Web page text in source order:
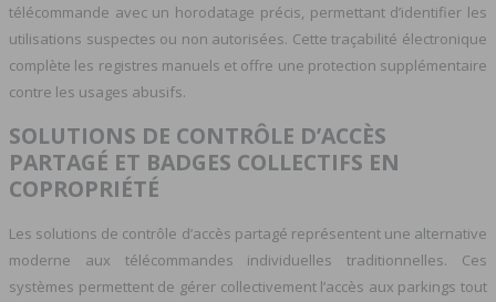
télécommande avec un horodatage précis, permettant d’identifier les
utilisations suspectes ou non autorisées. Cette traçabilité électronique
complète les registres manuels et offre une protection supplémentaire
contre les usages abusifs.
SOLUTIONS DE CONTRÔLE D’ACCÈS
PARTAGÉ ET BADGES COLLECTIFS EN
COPROPRIÉTÉ
Les solutions de contrôle d’accès partagé représentent une alternative
moderne aux télécommandes individuelles traditionnelles. Ces
systèmes permettent de gérer collectivement l’accès aux parkings tout